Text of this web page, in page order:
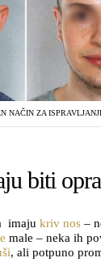
NAČIN ZA
biti
imaju kriv nos –
male – neka ih
, ali potpuno